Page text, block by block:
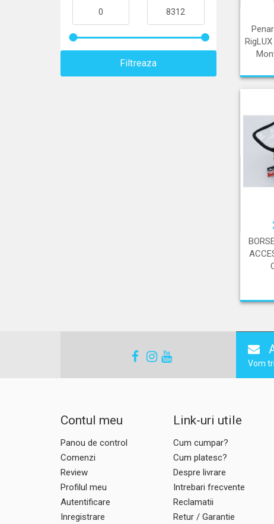
Filtreaza
Vom
Contul meu
Panou de control
Comenzi
Review
Profilul meu
Autentificare
Inregistrare
Link-uri utile
Cum cumpar?
Cum platesc?
Despre livrare
Intrebari frecvente
Reclamatii
Retur / Garantie